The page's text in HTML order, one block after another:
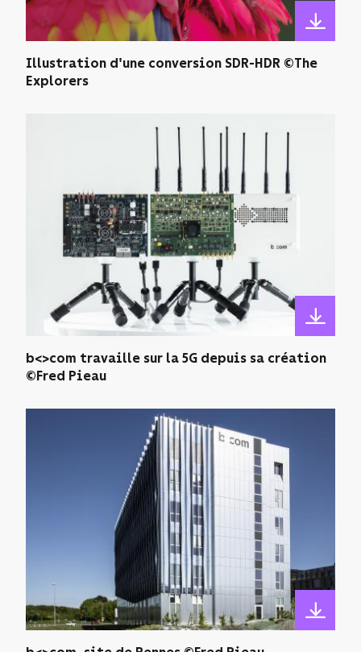
Illustration d'une conversion SDR-HDR ©The
Explorers
b<>com travaille sur la 5G depuis sa création
©Fred Pieau